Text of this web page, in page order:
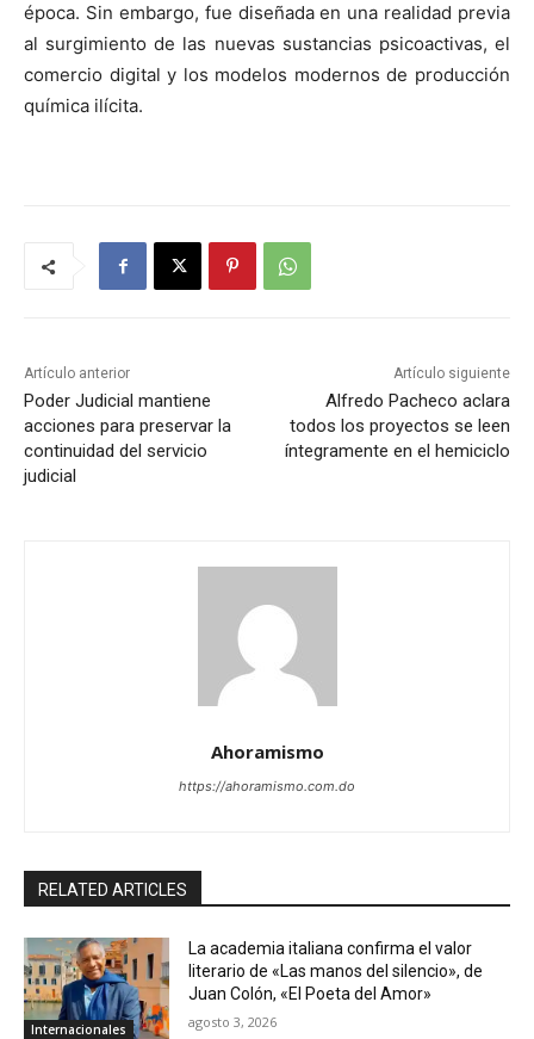
época. Sin embargo, fue diseñada en una realidad previa
al surgimiento de las nuevas sustancias psicoactivas, el
comercio digital y los modelos modernos de producción
química ilícita.
Artículo anterior
Poder Judicial mantiene
acciones para preservar la
continuidad del servicio
judicial
Artículo siguiente
Alfredo Pacheco aclara
todos los proyectos se leen
íntegramente en el hemiciclo
Ahoramismo
https://ahoramismo.com.do
RELATED ARTICLES
Internacionales
La academia italiana confirma el valor
literario de «Las manos del silencio», de
Juan Colón, «El Poeta del Amor»
agosto 3, 2026